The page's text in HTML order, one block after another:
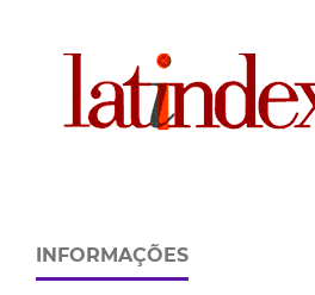
INFORMAÇÕES